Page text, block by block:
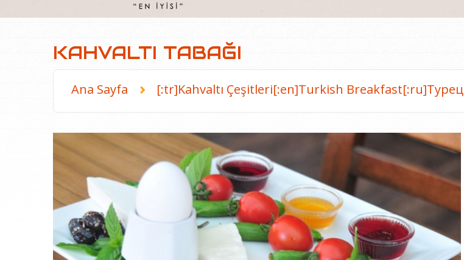
KAHVALTI TABAĞI
Ana Sayfa [:tr]Kahvaltı Çeşitleri[:en]Turkish